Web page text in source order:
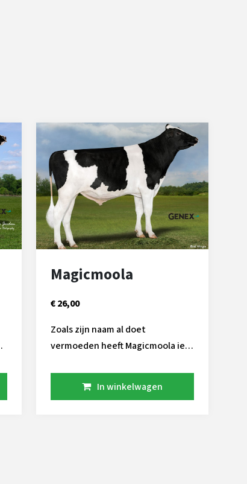
Magicmoola
€ 26,00
Zoals zijn naam al doet
vermoeden heeft Magicmoola iets
en laag celgetal maken hem
In winkelwagen